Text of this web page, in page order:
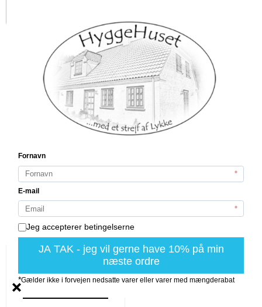
Udendørs LED
Fyrfadslys
2 stk.
hvid
m. timer
Deluxe Homeart
RF-UL-0149DH
På lager (33 stk.)